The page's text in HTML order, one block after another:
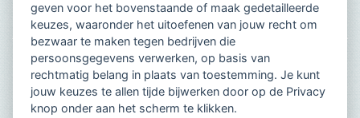
geven voor het bovenstaande of maak gedetailleerde
keuzes, waaronder het uitoefenen van jouw recht om
bezwaar te maken tegen bedrijven die
persoonsgegevens verwerken, op basis van
rechtmatig belang in plaats van toestemming. Je kunt
jouw keuzes te allen tijde bijwerken door op de Privacy
knop onder aan het scherm te klikken.